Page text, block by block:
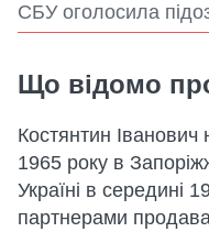
СБУ оголосила
Що відомо
Костянтин
1965 року в
Україні в середині
партнерами